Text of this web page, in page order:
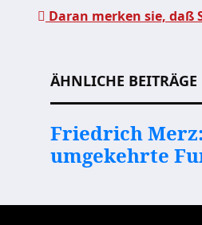
Daran merken sie, daß
ÄHNLICHE BEITRÄGE
Friedrich
umgekehrte